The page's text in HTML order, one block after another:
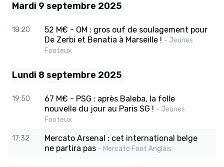
Mardi 9 septembre 2025
18:20
52 M€ - OM : gros ouf de soulagement pour
De Zerbi et Benatia à Marseille ! - Jeunes
Footeux
Lundi 8 septembre 2025
19:50
67 M€ - PSG : après Baleba, la folle
nouvelle du jour au Paris SG ! - Jeunes
Footeux
17:32
Mercato Arsenal : cet international belge
ne partira pas - Mercato Foot Anglais